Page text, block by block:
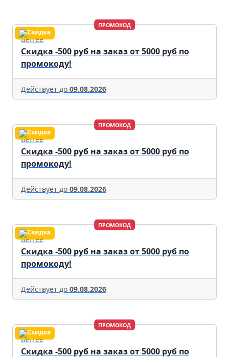
ПРОМОКОД
Befree
Скидка -500 руб на заказ от 5000 руб по
промокоду!
Действует до 09.08.2026
ПРОМОКОД
Befree
Скидка -500 руб на заказ от 5000 руб по
промокоду!
Действует до 09.08.2026
ПРОМОКОД
Befree
Скидка -500 руб на заказ от 5000 руб по
промокоду!
Действует до 09.08.2026
ПРОМОКОД
Befree
Скидка -500 руб на заказ от 5000 руб по